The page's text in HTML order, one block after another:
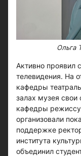
Ольга
Активно проявил
телевидения. На
кафедры
залах музея свои
кафедры
организовали
поддержке
института
объединил